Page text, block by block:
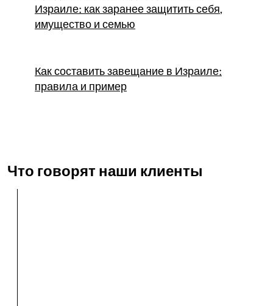
Израиле: как заранее защитить себя,
имущество и семью
Как составить завещание в Израиле:
правила и пример
Что говорят наши клиенты